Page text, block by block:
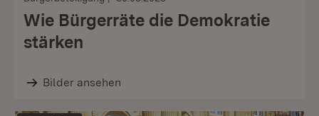
Wie Bürgerräte die Demokratie
stärken
Bilder ansehen